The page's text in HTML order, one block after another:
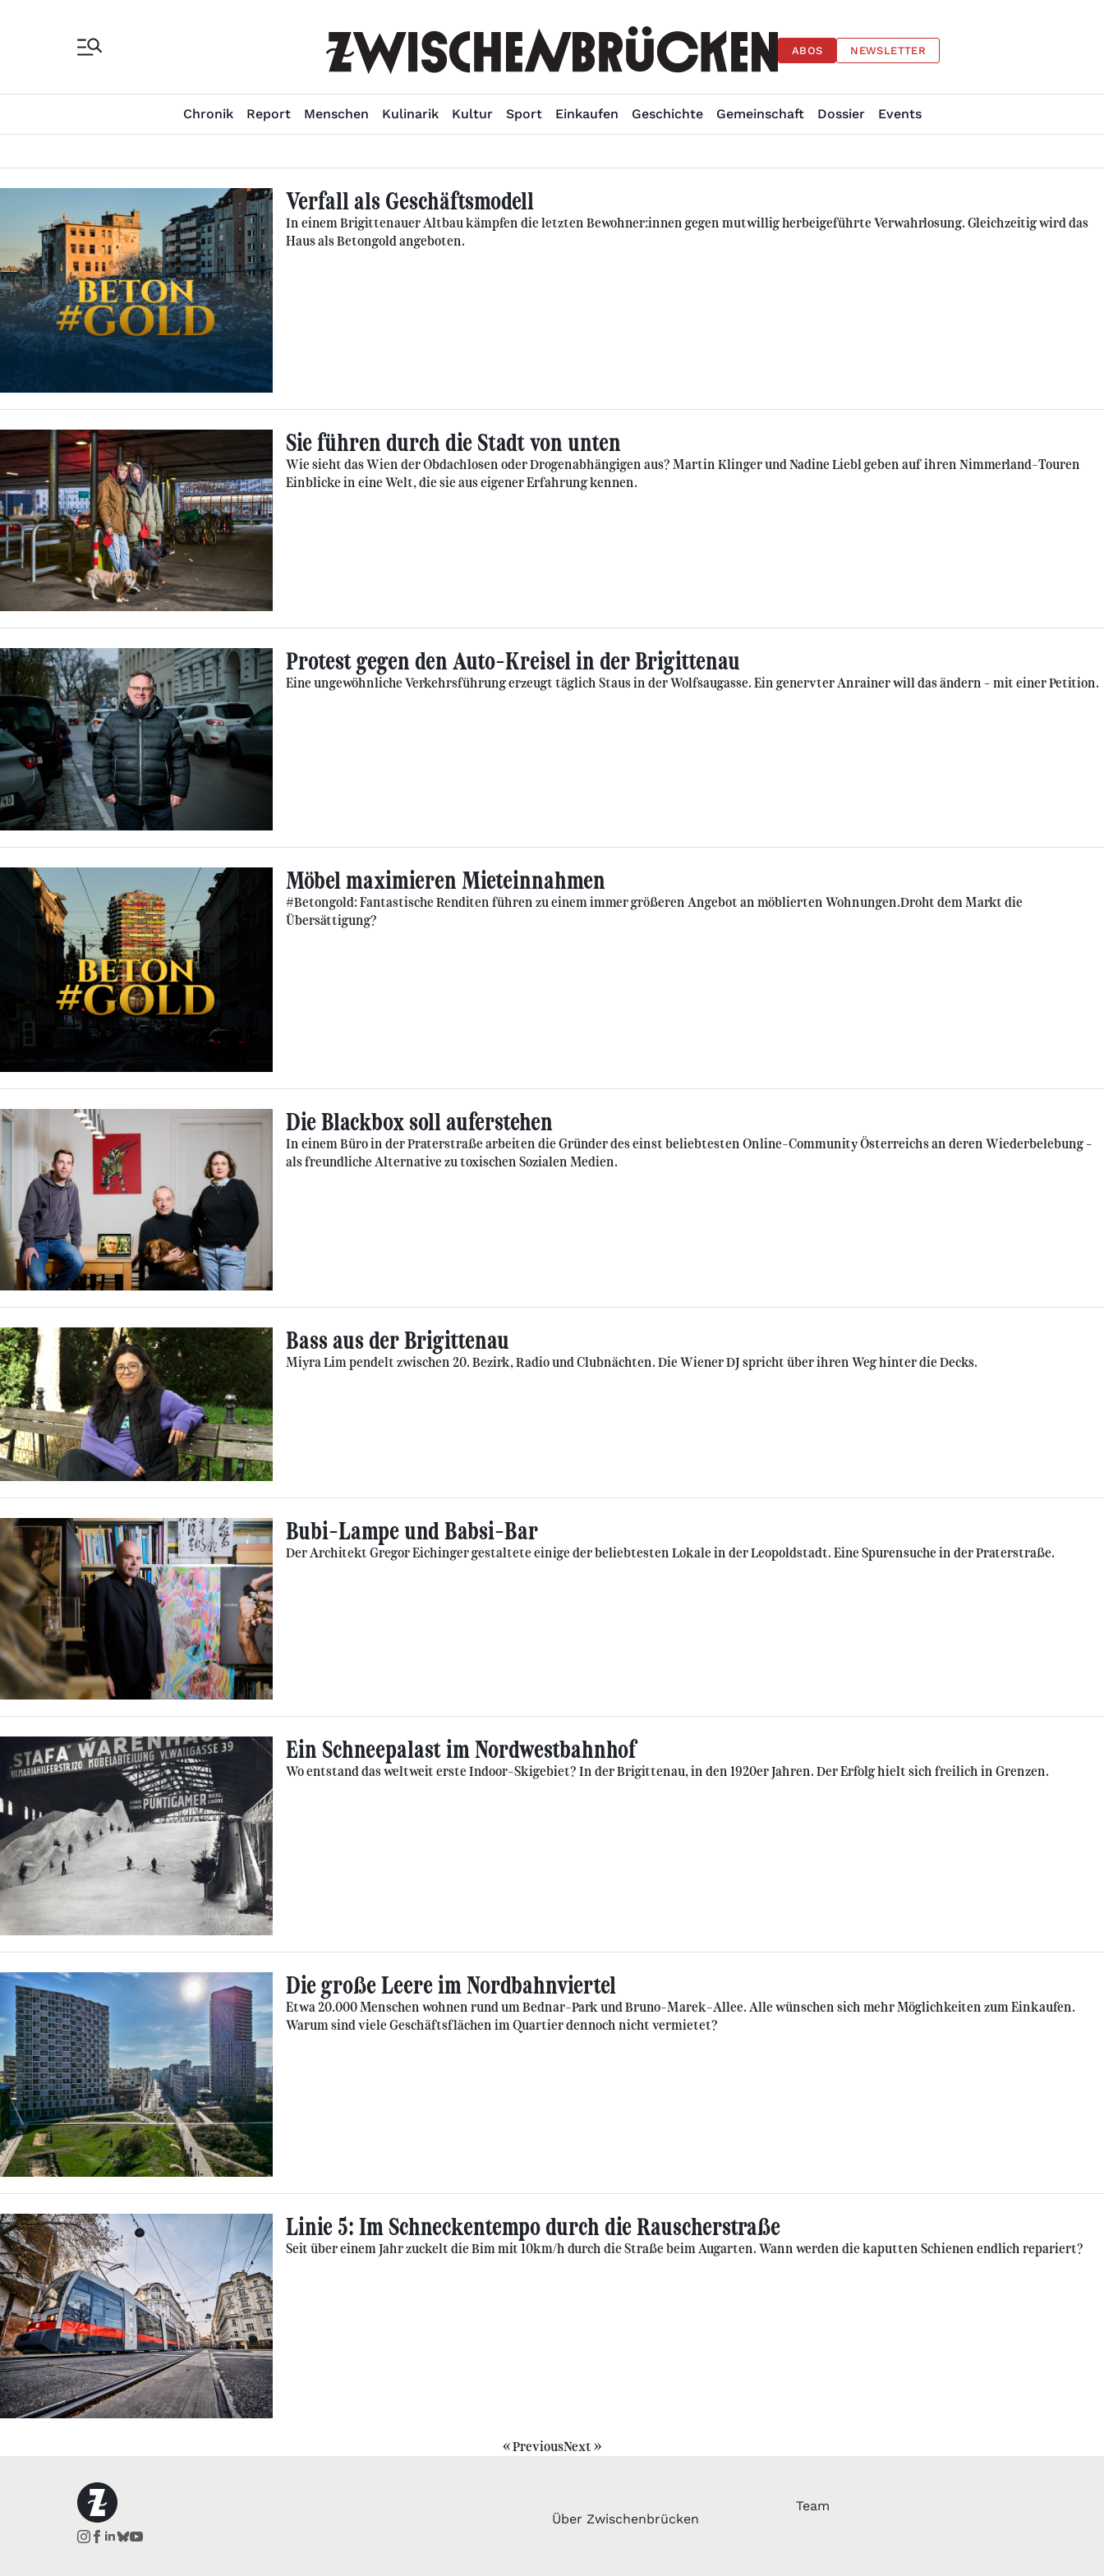
ABOS NEWSLETTER
Chronik Report Menschen Kulinarik Kultur Sport Einkaufen Geschichte Gemeinschaft Dossier Events
Verfall als Geschäftsmodell
In einem Brigittenauer Altbau kämpfen die letzten Bewohner:innen gegen mutwillig herbeigeführte Verwahrlosung. Gleichzeitig wird das
Haus als Betongold angeboten.
Sie führen durch die Stadt von unten
Wie sieht das Wien der Obdachlosen oder Drogenabhängigen aus? Martin Klinger und Nadine Liebl geben auf ihren Nimmerland-Touren
Einblicke in eine Welt, die sie aus eigener Erfahrung kennen.
Protest gegen den Auto-Kreisel in der Brigittenau
Eine ungewöhnliche Verkehrsführung erzeugt täglich Staus in der Wolfsaugasse. Ein genervter Anrainer will das ändern – mit einer Petition.
Möbel maximieren Mieteinnahmen
#Betongold: Fantastische Renditen führen zu einem immer größeren Angebot an möblierten Wohnungen.Droht dem Markt die
Übersättigung?
Die Blackbox soll auferstehen
In einem Büro in der Praterstraße arbeiten die Gründer des einst beliebtesten Online-Community Österreichs an deren Wiederbelebung –
als freundliche Alternative zu toxischen Sozialen Medien.
Bass aus der Brigittenau
Miyra Lim pendelt zwischen 20. Bezirk, Radio und Clubnächten. Die Wiener DJ spricht über ihren Weg hinter die Decks.
Bubi-Lampe und Babsi-Bar
Der Architekt Gregor Eichinger gestaltete einige der beliebtesten Lokale in der Leopoldstadt. Eine Spurensuche in der Praterstraße.
Ein Schneepalast im Nordwestbahnhof
Wo entstand das weltweit erste Indoor-Skigebiet? In der Brigittenau, in den 1920er Jahren. Der Erfolg hielt sich freilich in Grenzen.
Die große Leere im Nordbahnviertel
Etwa 20.000 Menschen wohnen rund um Bednar-Park und Bruno-Marek-Allee. Alle wünschen sich mehr Möglichkeiten zum Einkaufen.
Warum sind viele Geschäftsflächen im Quartier dennoch nicht vermietet?
Linie 5: Im Schneckentempo durch die Rauscherstraße
Seit über einem Jahr zuckelt die Bim mit 10km/h durch die Straße beim Augarten. Wann werden die kaputten Schienen endlich repariert?
« PreviousNext »
Über Zwischenbrücken
Team